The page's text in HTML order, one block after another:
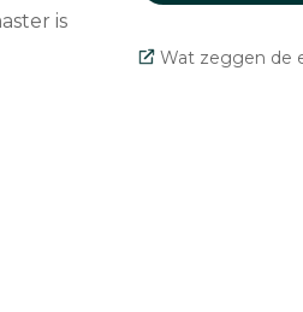
is
Wat zeggen de